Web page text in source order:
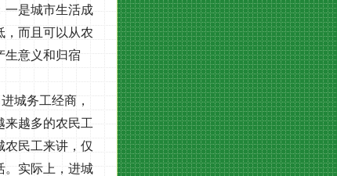
一是城市生活成
，而且可以从农
生意义和归宿
城务工经商，
来越多的农民工
农民工来讲，仅
。实际上，进城